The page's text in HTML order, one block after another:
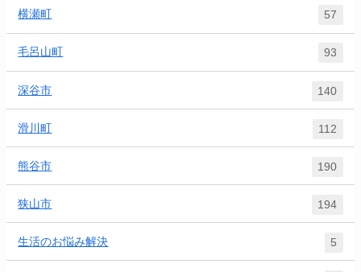
横瀬町 57
毛呂山町 93
深谷市 140
滑川町 112
熊谷市 190
狭山市 194
生活のお悩み解決 5